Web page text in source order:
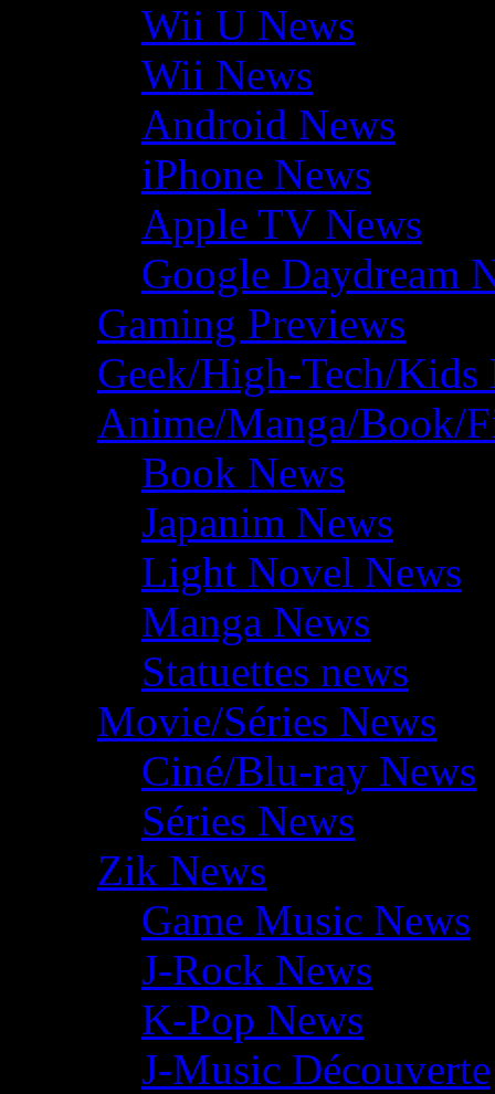
Wii U News
Wii News
Android News
iPhone News
Apple TV News
Google Daydream
Gaming Previews
Geek/High-Tech/Kids
Anime/Manga/Book/
Book News
Japanim News
Light Novel News
Manga News
Statuettes news
Movie/Séries News
Ciné/Blu-ray News
Séries News
Zik News
Game Music News
J-Rock News
K-Pop News
J-Music Découverte